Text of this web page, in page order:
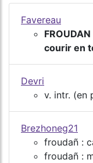
Favereau
FROUDAN
courir en
Devri
v. intr. (en
Brezhoneg21
froudañ :
froudañ :